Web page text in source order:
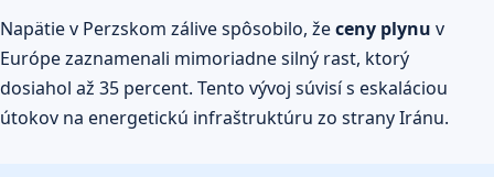
Napätie v Perzskom zálive spôsobilo, žeceny plynu v
Európe zaznamenali mimoriadne silný rast, ktorý
dosiahol až 35 percent. Tento vývoj súvisí s eskaláciou
útokov na energetickú infraštruktúru zo strany Iránu.